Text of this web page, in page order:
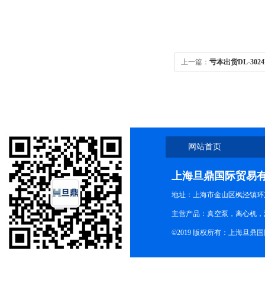
上一篇： 亏本出货DL-
网站首页
上海旦鼎国际贸易
地址：上海市金山区枫泾镇
主营产品：真空泵，离心机
©2019 版权所有：上海旦鼎